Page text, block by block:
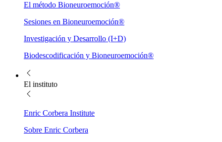
El método Bioneuroemoción®
Sesiones en Bioneuroemoción®
Investigación y Desarrollo (I+D)
Biodescodificación y Bioneuroemoción®
El instituto
Enric Corbera Institute
Sobre Enric Corbera